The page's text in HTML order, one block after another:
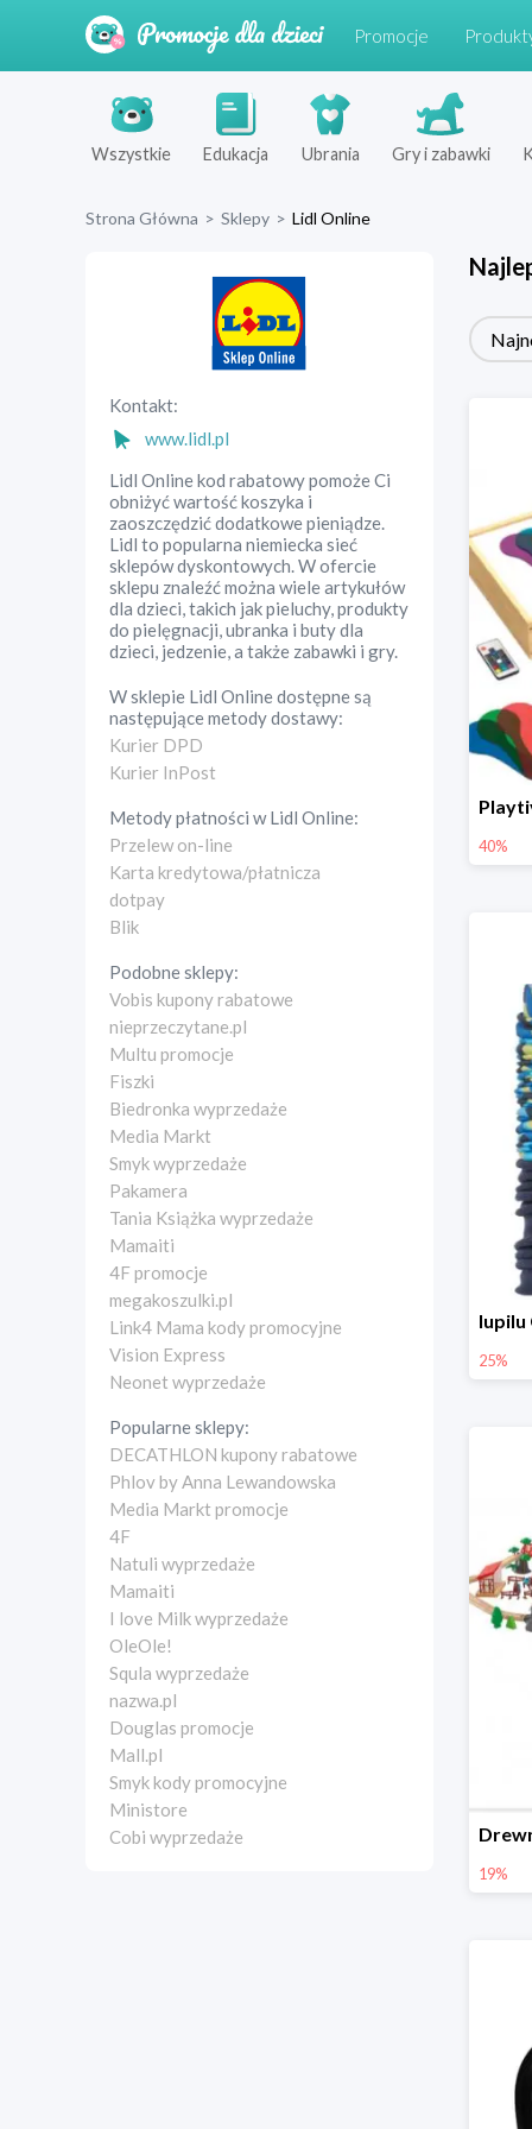
Promocje
Wszystkie Edukacja Ubrania Gry i zabawki
Strona Główna > Sklepy > Lidl Online
Kontakt:
www.lidl.pl
Lidl Online kod rabatowy pomoże Ci
obniżyć wartość koszyka i
zaoszczędzić dodatkowe pieniądze.
Lidl to popularna niemiecka sieć
sklepów dyskontowych. W ofercie
sklepu znaleźć można wiele artykułów
dla dzieci, takich jak pieluchy, produkty
do pielęgnacji, ubranka i buty dla
dzieci, jedzenie, a także zabawki i gry.
W sklepie Lidl Onlinedostępne są
następujące metody dostawy:
Kurier DPD
Kurier InPost
Metody płatności wLidl Online:
Przelew on-line
Karta kredytowa/płatnicza
dotpay
Blik
Podobne sklepy:
Vobis kupony rabatowe
nieprzeczytane.pl
Multu promocje
Fiszki
Biedronka wyprzedaże
Media Markt
Smyk wyprzedaże
Pakamera
Tania Książka wyprzedaże
Mamaiti
4F promocje
megakoszulki.pl
Link4 Mama kody promocyjne
Vision Express
Neonet wyprzedaże
Popularne sklepy:
DECATHLON kupony rabatowe
Phlov by Anna Lewandowska
Media Markt promocje
4F
Natuli wyprzedaże
Mamaiti
I love Milk wyprzedaże
OleOle!
Squla wyprzedaże
nazwa.pl
Douglas promocje
Mall.pl
Smyk kody promocyjne
Ministore
Cobi wyprzedaże
40%
25%
19%